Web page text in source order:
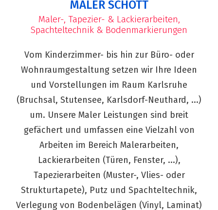
MALER SCHOTT
Maler-, Tapezier- & Lackierarbeiten,
Spachteltechnik & Bodenmarkierungen
Vom Kinderzimmer- bis hin zur Büro- oder
Wohnraumgestaltung setzen wir Ihre Ideen
und Vorstellungen im Raum Karlsruhe
(Bruchsal, Stutensee, Karlsdorf-Neuthard, ...)
um. Unsere Maler Leistungen sind breit
gefächert und umfassen eine Vielzahl von
Arbeiten im Bereich Malerarbeiten,
Lackierarbeiten (Türen, Fenster, ...),
Tapezierarbeiten (Muster-, Vlies- oder
Strukturtapete), Putz und Spachteltechnik,
Verlegung von Bodenbelägen (Vinyl, Laminat)